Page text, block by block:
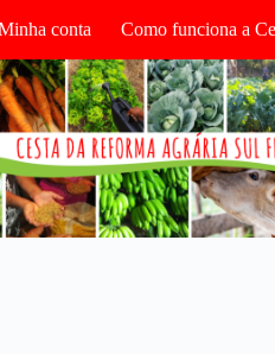
conta Como funciona a